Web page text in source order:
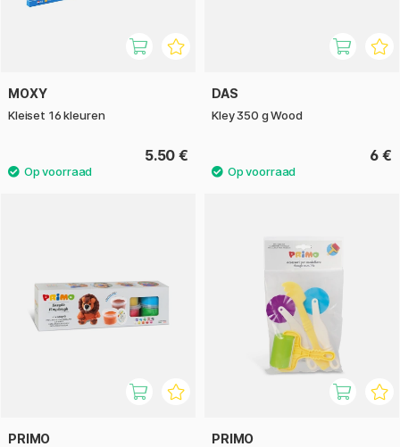
MOXY
Kleiset 16 kleuren
5.50 €
DAS
Kley 350 g Wood
6 €
PRIMO PRIMO